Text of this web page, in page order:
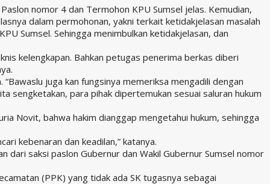
nomor 4 dan Termohon KPU Sumsel jelas. Kemudian,
dalam permohonan, yakni terkait ketidakjelasan masalah
Sumsel. Sehingga menimbulkan ketidakjelasan, dan
kelengkapan. Bahkan petugas penerima berkas diberi
juga kan fungsinya memeriksa mengadili dengan
sengketakan, para pihak dipertemukan sesuai saluran hukum
Novit, bahwa hakim dianggap mengetahui hukum, sehingga
kebenaran dan keadilan,” katanya.
dari saksi paslon Gubernur dan Wakil Gubernur Sumsel nomor
(PPK) yang tidak ada SK tugasnya sebagai